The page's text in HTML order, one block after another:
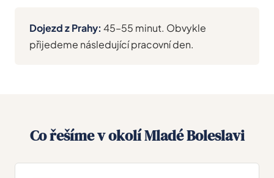
Dojezd z Prahy: 45–55 minut. Obvykle
přijedeme následující pracovní den.
Co řešíme v okolí Mladé Boleslavi